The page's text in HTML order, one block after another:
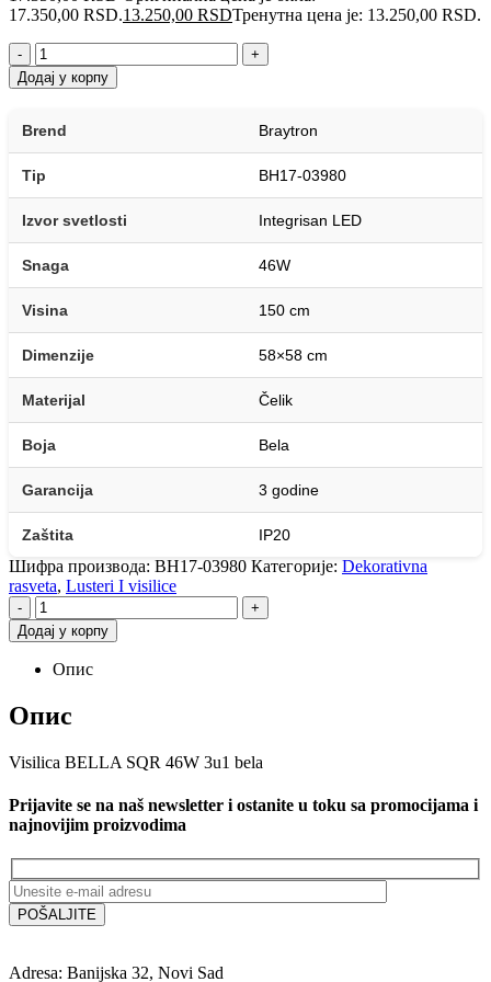
17.350,00 RSD.13.250,00 RSDТренутна цена је: 13.250,00 RSD.
-
+
Додај у корпу
Brend Braytron
Tip BH17-03980
Izvor svetlosti Integrisan LED
Snaga 46W
Visina 150 cm
Dimenzije 58×58 cm
Materijal Čelik
Boja Bela
Garancija 3 godine
Zaštita IP20
Шифра производа: BH17-03980 Категорије: Dekorativna
rasveta, Lusteri I visilice
-
+
Додај у корпу
Опис
Опис
Visilica BELLA SQR 46W 3u1 bela
Prijavite se na naš newsletter i ostanite u toku sa promocijama i
najnovijim proizvodima
Adresa: Banijska 32, Novi Sad